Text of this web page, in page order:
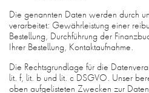
Die genannten Daten werden durch
verarbeitet: Gewährleistung einer
Bestellung, Durchführung der
Ihrer Bestellung, Kontaktaufnahme.
Die Rechtsgrundlage für die
lit. f, lit. b und lit. c DSGVO. Unser
oben aufgelisteten Zwecken zur